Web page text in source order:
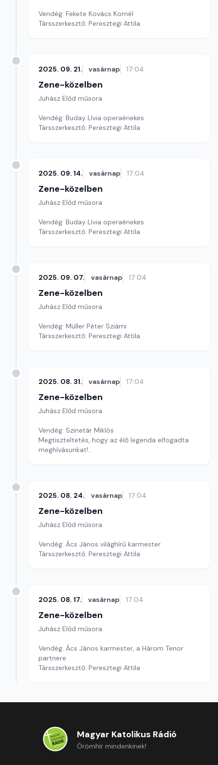
Vendég: Fekete Kovács Kornél
Társszerkesztő: Peresztegi Attila
2025. 09. 21. vasárnap 17:04
Zene-közelben
Juhász Előd műsora
Vendég: Buday Lívia operaénekes
Társszerkesztő: Peresztegi Attila
2025. 09. 14. vasárnap 17:04
Zene-közelben
Juhász Előd műsora
Vendég: Buday Lívia operaénekes
Társszerkesztő: Peresztegi Attila
2025. 09. 07. vasárnap 17:04
Zene-közelben
Juhász Előd műsora
Vendég: Müller Péter Sziámi
Társszerkesztő: Peresztegi Attila
2025. 08. 31. vasárnap 17:04
Zene-közelben
Juhász Előd műsora
Vendég: Szinetár Miklós
Megtiszteltetés, hogy az élő legenda elfogadta
meghívásunkat!
2025. 08. 24. vasárnap 17:04
Zene-közelben
Juhász Előd műsora
Vendég: Ács János világhírű karmester
Társszerkesztő: Peresztegi Attila
2025. 08. 17. vasárnap 17:04
Zene-közelben
Juhász Előd műsora
Vendég: Ács János karmester, a Három Tenor
partnere
Társszerkesztő: Peresztegi Attila
Magyar Katolikus Rádió
Örömhír mindenkinek!